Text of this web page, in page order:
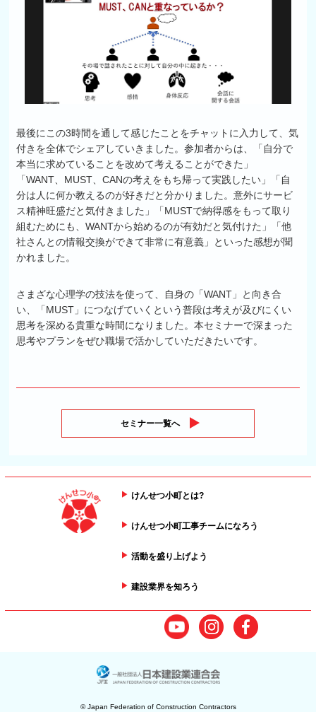
最後にこの3時間を通して感じたことをチャットに入力して、気
付きを全体でシェアしていきました。参加者からは、「自分で
本当に求めていることを改めて考えることができた」
「WANT、MUST、CANの考えをもち帰って実践したい」「自
分は人に何か教えるのが好きだと分かりました。意外にサービ
ス精神旺盛だと気付きました」「MUSTで納得感をもって取り
組むためにも、WANTから始めるのが有効だと気付けた」「他
社さんとの情報交換ができて非常に有意義」といった感想が聞
かれました。
さまざな心理学の技法を使って、自身の「WANT」と向き合
い、「MUST」につなげていくという普段は考えが及びにくい
思考を深める貴重な時間になりました。本セミナーで深まった
思考やプランをぜひ職場で活かしていただきたいです。
セミナー一覧へ
けんせつ小町とは?
けんせつ小町工事チームになろう
活動を盛り上げよう
建設業界を知ろう
© Japan Federation of Construction Contractors